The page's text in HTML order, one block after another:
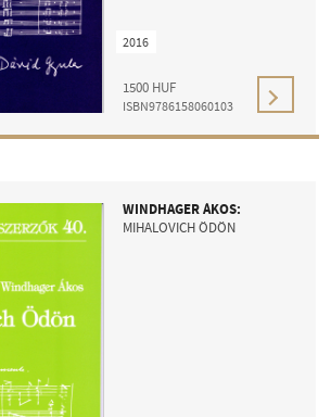
1500 HUF
ISBN9786158060103
2016
WINDHAGER ÁKOS:
MIHALOVICH ÖDÖN